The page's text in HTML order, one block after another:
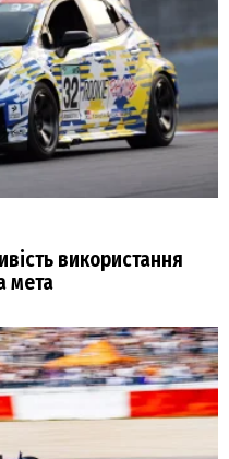
використання
мета